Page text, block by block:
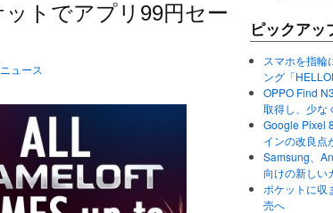
トでアプリ99円セー
ュース
ピックアッ
スマホを指輪
ング「
OPPO Find
取得し、少な
Google Pixel
インの改良点
Samsung、
向けの新しい
ポケットに収
売へ